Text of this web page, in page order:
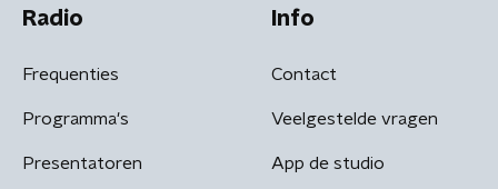
Radio
Frequenties
Programma's
Presentatoren
Info
Contact
Veelgestelde vragen
App de studio